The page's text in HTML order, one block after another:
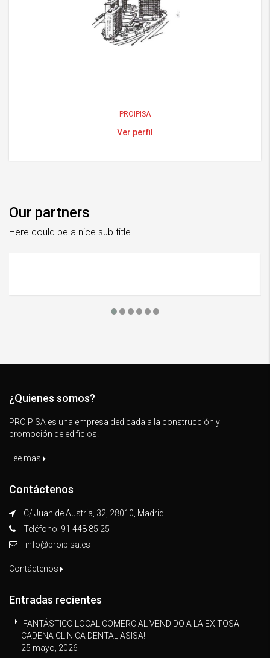
PROIPISA
Ver perfil
Our partners
Here could be a nice sub title
¿Quienes somos?
PROIPISA es una empresa dedicada a la construcción y
promoción de edificios.
Lee mas
Contáctenos
C/ Juan de Austria, 32, 28010, Madrid
Teléfono: 91 448 85 25
info@proipisa.es
Contáctenos
Entradas recientes
¡FANTÁSTICO LOCAL COMERCIAL VENDIDO A LA EXITOSA
CADENA CLINICA DENTAL ASISA!
25 mayo, 2026